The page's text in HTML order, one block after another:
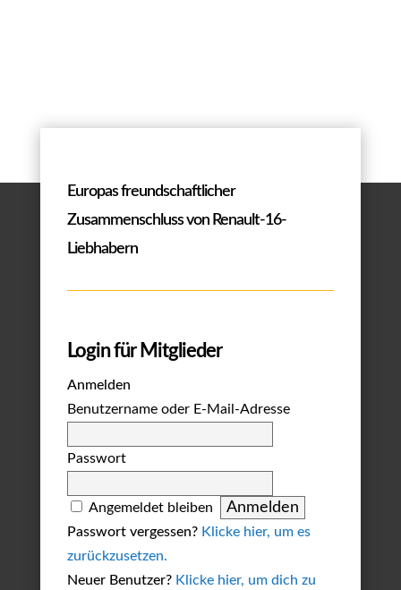
Europas freundschaftlicher
Zusammenschluss von Renault-16-
Liebhabern
Login für Mitglieder
Anmelden
Benutzername oder E-Mail-Adresse
Passwort
Angemeldet bleiben
Passwort vergessen? Klicke hier, um es
zurückzusetzen.
Neuer Benutzer? Klicke hier, um dich zu